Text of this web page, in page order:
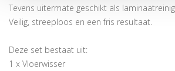
Tevens uitermate geschikt als
Veilig, streeploos en een fris resultaat.
Deze set bestaat uit:
1 x Vloerwisser